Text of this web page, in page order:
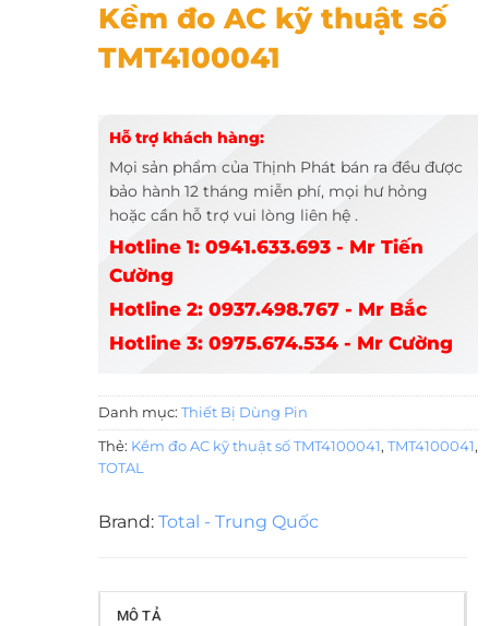
Kềm đo AC kỹ thuật số
TMT4100041
Hỗ trợ khách hàng:
Mọi sản phẩm của Thịnh Phát bán ra đều được
bảo hành 12 tháng miễn phí, mọi hư hỏng
hoặc cần hỗ trợ vui lòng liên hệ .
Hotline 1: 0941.633.693 - Mr Tiến
Cường
Hotline 2: 0937.498.767 - Mr Bắc
Hotline 3: 0975.674.534 - Mr Cường
Danh mục: Thiết Bị Dùng Pin
Thẻ: Kềm đo AC kỹ thuật số TMT4100041, TMT4100041,
TOTAL
Brand: Total - Trung Quốc
MÔ TẢ